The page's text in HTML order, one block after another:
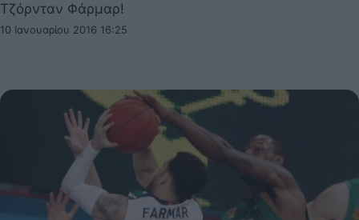
Τζόρνταν Φάρμαρ!
10 Ιανουαρίου 2016 16:25